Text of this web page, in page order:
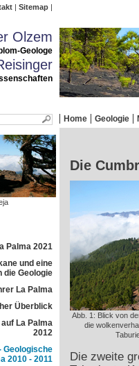
Sitemap
Olzem
Geologe
Home Geologie
Palma 2021
und eine
die Geologie
La Palma
Überblick
La Palma
2012
Geologische
2010 - 2011
Die
Abb. 1: Blick von
die
Die zweite